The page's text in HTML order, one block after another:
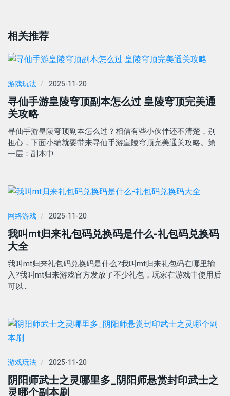
相关推荐
游戏玩法 2025-11-20
寻仙手游皇陵穹顶副本怎么过 皇陵穹顶完美通
关攻略
寻仙手游皇陵穹顶副本怎么过？相信有些小伙伴还不清楚，别
担心，下面小编就要带来寻仙手游皇陵穹顶完美通关攻略。第
一层：副本中…
网络游戏 2025-11-20
我叫mt归来礼包码兑换码是什么-礼包码兑换码
大全
我叫mt归来礼包码兑换码是什么?我叫mt归来礼包码在哪里输
入?我叫mt归来游戏官方发放了不少礼包，玩家在游戏中使用后
可以…
游戏玩法 2025-11-20
阴阳师武士之灵哪里多_阴阳师悬赏封印武士之
灵哪个副本刷